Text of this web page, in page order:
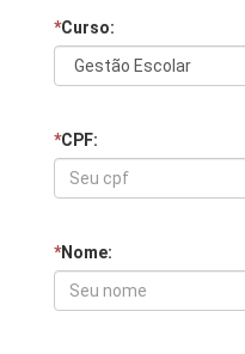
*Curso:
*CPF:
*Nome: